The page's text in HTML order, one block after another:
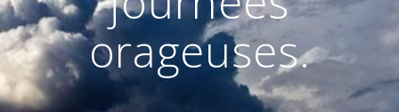
orageuses.